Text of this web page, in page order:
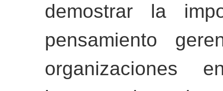
demostrar la
pensamiento
organizaciones